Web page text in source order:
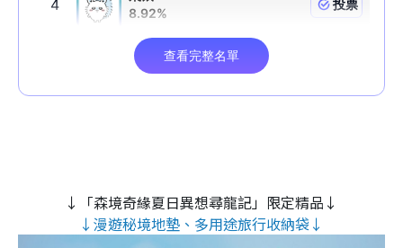
↓「森境奇緣夏日異想尋龍記」限定精品↓
↓漫遊秘境地墊、多用途旅行收納袋↓